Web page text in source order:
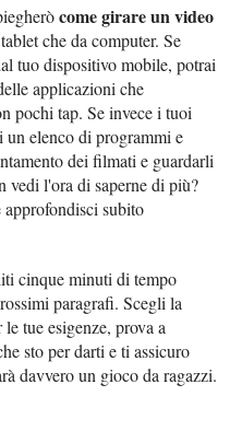
come girare un video
che da computer. Se
tuo dispositivo mobile, potrai
applicazioni che
pochi tap. Se invece i tuoi
un elenco di programmi e
dei filmati e guardarli
vedi l'ora di saperne di più?
subito
cinque minuti di tempo
paragrafi. Scegli la
tue esigenze, prova a
sto per darti e ti assicuro
davvero un gioco da ragazzi.